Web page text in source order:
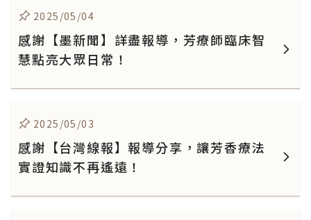
2025/05/04
感謝【墨新聞】詳盡報導，芳療師臨床智
慧點亮大眾日常！
2025/05/03
感謝【台灣線報】報導分享，讓芳香療法
實證知識不再遙遠！